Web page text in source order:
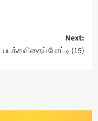
Next:
படக்கவிதைப் போட்டி (15)